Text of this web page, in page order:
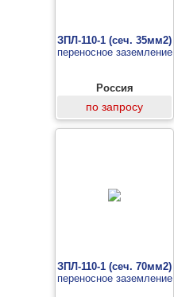
ЗПЛ-110-1 (сеч. 35мм2)
переносное заземление
Россия
по запросу
ЗПЛ-110-1 (сеч. 70мм2)
переносное заземление